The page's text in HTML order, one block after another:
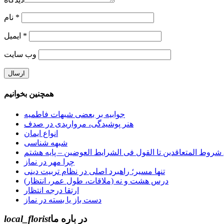
*
*
وب‌ سایت
همچنین بخوانیم
جوابیه بر بعضی شبهات فاطمیه
هنر پوشیدگی، مرواریدی در صدف
انواع ایمان
شبهه شناسی
چرا مهر در نماز
تنها مسیر؛ راهبرد اصلی در نظام تربیت دینی
درس هشت و نه (ملاقات، طول عمر، انتظار)
ارتقا درجه انتظار
دست باز یا بسته در نماز
local_floristدر باره ما